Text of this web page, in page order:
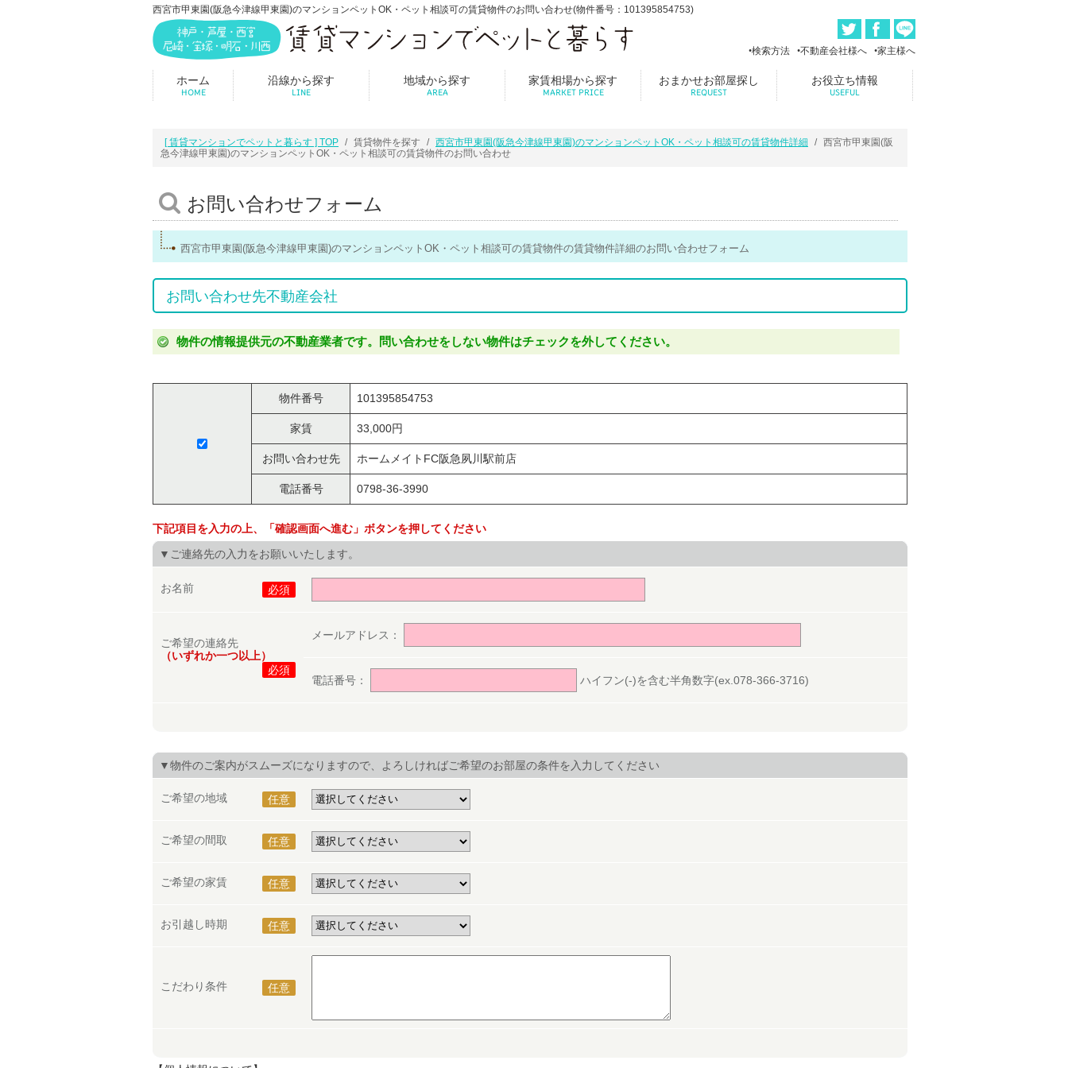
西宮市甲東園(阪急今津線甲東園)のマンションペットOK・ペット相談可の賃貸物件のお問い合わせ(物件番号：101395854753)
検索方法 不動産会社様へ 家主様へ
ホーム
HOME
沿線から探す
LINE
地域から探す
AREA
家賃相場から探す
MARKET PRICE
おまかせお部屋探し
REQUEST
お役立ち情報
USEFUL
[ 賃貸マンションでペットと暮らす ] TOP 賃貸物件を探す 西宮市甲東園(阪急今津線甲東園)のマンションペットOK・ペット相談可の賃貸物件詳細
西宮市甲東園(阪
急今津線甲東園)のマンションペットOK・ペット相談可の賃貸物件のお問い合わせ
お問い合わせフォーム
西宮市甲東園(阪急今津線甲東園)のマンションペットOK・ペット相談可の賃貸物件の賃貸物件詳細のお問い合わせフォーム
お問い合わせ先不動産会社
物件の情報提供元の不動産業者です。問い合わせをしない物件はチェックを外してください。
物件番号 101395854753
家賃 33,000円
お問い合わせ先 ホームメイトFC阪急夙川駅前店
電話番号 0798-36-3990
下記項目を入力の上、「確認画面へ進む」ボタンを押してください
▼ご連絡先の入力をお願いいたします。
お名前 必須
ご希望の連絡先
（いずれか一つ以上）
必須
メールアドレス：
電話番号： ハイフン(-)を含む半角数字(ex.078-366-3716)
▼物件のご案内がスムーズになりますので、よろしければご希望のお部屋の条件を入力してください
ご希望の地域 任意
ご希望の間取 任意
ご希望の家賃 任意
お引越し時期 任意
こだわり条件 任意